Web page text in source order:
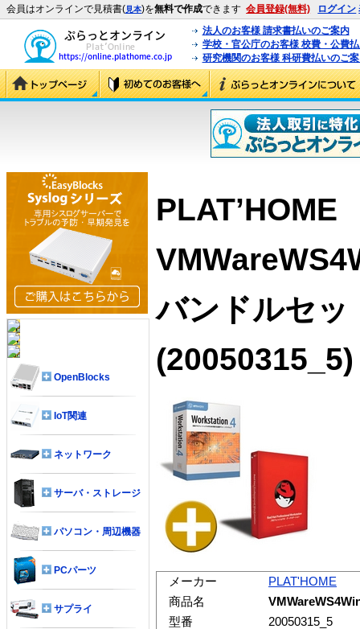
会員はオンラインで見積書(見本)を無料で作成できます 会員登録(無料) ログイン
法人のお客様 請求書払いのご案内
学校・官公庁のお客様 校費・公費
研究機関のお客様 科研費払いのご
PLAT’HOME
バンドルセッ
(20050315_5)
メーカー
PLAT'HOME
商品名
型番
20050315_5
OpenBlocks
IoT関連
ネットワーク
サーバ・ストレージ
パソコン・周辺機器
PCパーツ
サプライ